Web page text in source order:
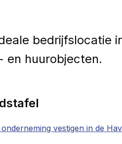
bedrijfslocatie
en huurobjecten.
vestigen in de